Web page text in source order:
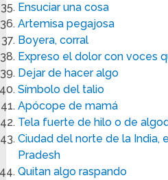
Ensuciar una cosa
Artemisa pegajosa
Boyera, corral
Expreso el dolor con voces
Dejar de hacer algo
Símbolo del talio
Apócope de mamá
Tela fuerte de hilo o de
Ciudad del norte de la India,
Pradesh
Quitan algo raspando